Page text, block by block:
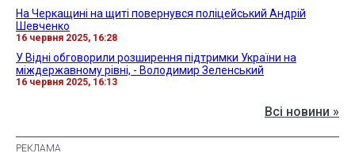
На Черкащині на щиті повернувся поліцейський Андрій
Шевченко
16 червня 2025, 16:28
У Відні обговорили розширення підтримки України на
міждержавному рівні, - Володимир Зеленський
16 червня 2025, 16:13
Всі новини »